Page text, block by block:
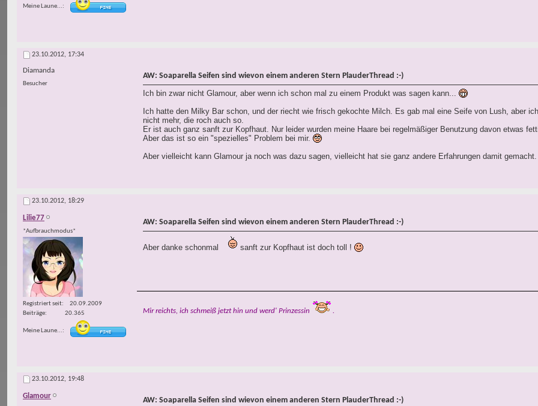
Meine Laune...
23.10.2012, 17:34
Diamanda
Besucher
AW: Soaparella Seifen sind wievon einem anderen Stern PlauderThread :-)
Ich bin zwar nicht Glamour, aber wenn ich schon mal zu einem Produkt was sagen kann...
Ich hatte den Milky Bar schon, und der riecht wie frisch gekochte Milch. Es gab mal eine Seife von Lush, aber
nicht mehr, die roch auch so.
Er ist auch ganz sanft zur Kopfhaut. Nur leider wurden meine Haare bei regelmäßiger Benutzung davon etwas
Aber das ist so ein "spezielles" Problem bei mir.
Aber vielleicht kann Glamour ja noch was dazu sagen, vielleicht hat sie ganz andere Erfahrungen damit gemacht.
23.10.2012, 18:29
Lilie77
*Aufbrauchmodus*
Registriert seit
20.09.2009
Beiträge
20.365
Meine Laune...
AW: Soaparella Seifen sind wievon einem anderen Stern PlauderThread :-)
Aber danke schonmal sanft zur Kopfhaut ist doch toll !
Mir reichts, ich schmeiß jetzt hin und werd' Prinzessin .
23.10.2012, 19:48
Glamour AW: Soaparella Seifen sind wievon einem anderen Stern PlauderThread :-)